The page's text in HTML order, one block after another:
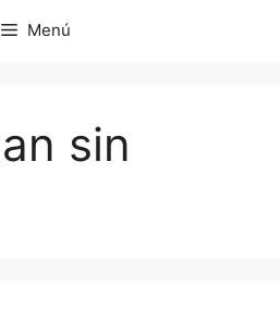
Menú
sin